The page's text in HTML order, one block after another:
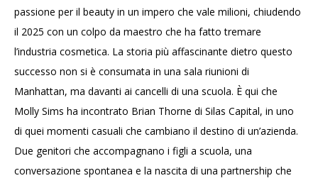
passione per il beauty in un impero che vale milioni, chiudendo
il 2025 con un colpo da maestro che ha fatto tremare
l’industria cosmetica. La storia più affascinante dietro questo
successo non si è consumata in una sala riunioni di
Manhattan, ma davanti ai cancelli di una scuola. È qui che
Molly Sims ha incontrato Brian Thorne di Silas Capital, in uno
di quei momenti casuali che cambiano il destino di un’azienda.
Due genitori che accompagnano i figli a scuola, una
conversazione spontanea e la nascita di una partnership che